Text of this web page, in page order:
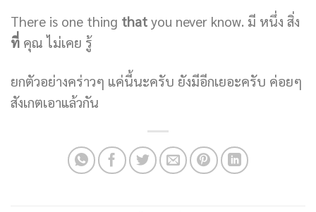
There is one thing that you never know. มี หนึ่ง สิ่ง
ที่ คุณ ไม่เคย รู้
ยกตัวอย่างคร่าวๆ แค่นี้นะครับ ยังมีอีกเยอะครับ ค่อยๆ
สังเกตเอาแล้วกัน